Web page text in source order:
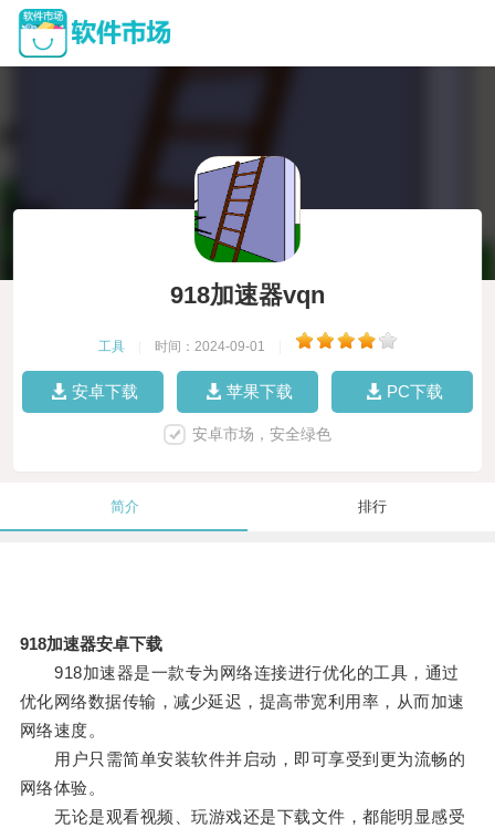
918加速器vqn
工具 时间：2024-09-01
安卓下载 苹果下载 PC下载
安卓市场，安全绿色
简介 排行
918加速器安卓下载
918加速器是一款专为网络连接进行优化的工具，通过
优化网络数据传输，减少延迟，提高带宽利用率，从而加速
网络速度。
用户只需简单安装软件并启动，即可享受到更为流畅的
网络体验。
无论是观看视频、玩游戏还是下载文件，都能明显感受